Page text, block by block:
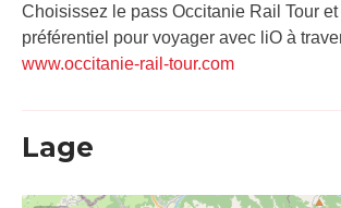
Choisissez le pass Occitanie Rail Tour et
préférentiel pour voyager avec liO à
www.occitanie-rail-tour.com
Lage